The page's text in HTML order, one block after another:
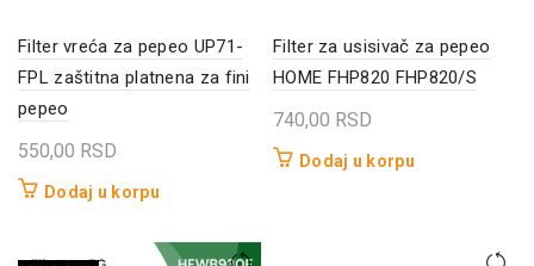
Filter vreća za pepeo UP71-
FPL zaštitna platnena za fini
pepeo
550,00 RSD
Dodaj u korpu
Filter za usisivač za pepeo
HOME FHP820 FHP820/S
740,00 RSD
Dodaj u korpu